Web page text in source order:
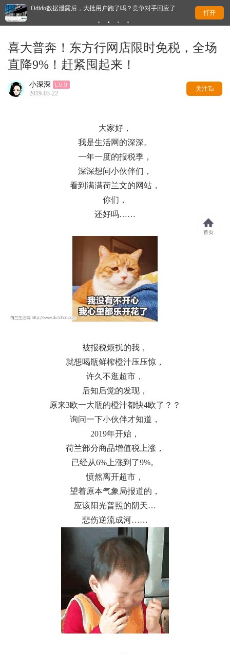
Odido数据泄露后，大批用户跑了吗？竞争对手回应了 这
打开
喜大普奔！东方行网店限时免税，全场
直降9%！赶紧囤起来！
小深深
2019-03-22
关注Ta
大家好，
我是生活网的深深。
一年一度的报税季，
深深想问小伙伴们，
看到满满荷兰文的网站，
你们，
还好吗……
被报税烦扰的我，
就想喝瓶鲜榨橙汁压压惊，
许久不逛超市，
后知后觉的发现，
原来3欧一大瓶的橙汁都快4欧了？？
询问一下小伙伴才知道，
2019年开始，
荷兰部分商品增值税上涨，
已经从6%上涨到了9%。
愤然离开超市，
望着原本气象局报道的，
应该阳光普照的阴天…
悲伤逆流成河……
首页